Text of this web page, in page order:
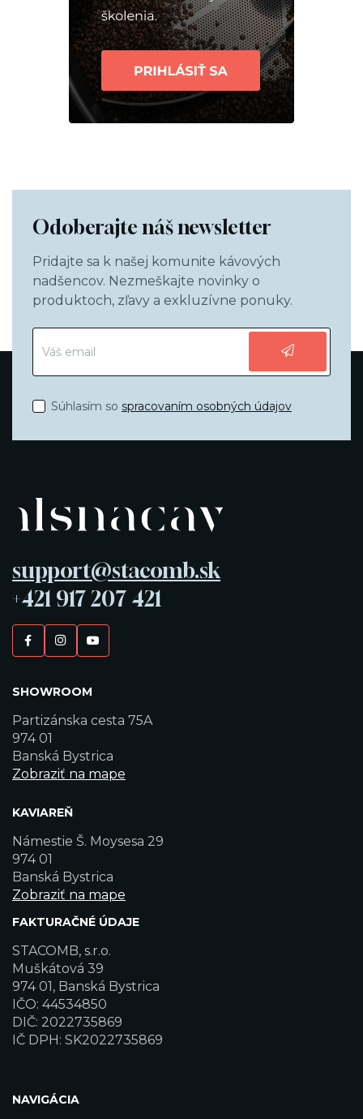
Odoberajte náš newsletter
Pridajte sa k našej komunite kávových
nadšencov. Nezmeškajte novinky o
produktoch, zľavy a exkluzívne ponuky.
Súhlasím so spracovaním osobných údajov
support@stacomb.sk
+421 917 207 421
SHOWROOM
Partizánska cesta 75A
974 01
Banská Bystrica
Zobraziť na mape
KAVIAREŇ
Námestie Š. Moysesa 29
974 01
Banská Bystrica
Zobraziť na mape
FAKTURAČNÉ ÚDAJE
STACOMB, s.r.o.
Muškátová 39
974 01, Banská Bystrica
IČO: 44534850
DIČ: 2022735869
IČ DPH: SK2022735869
NAVIGÁCIA